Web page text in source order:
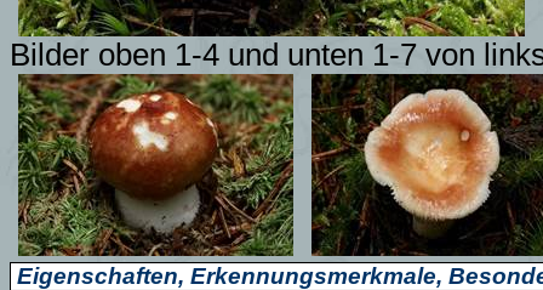
Bilder oben 1-4 und unten 1-7 von
Eigenschaften, Erkennungsmerkmale,